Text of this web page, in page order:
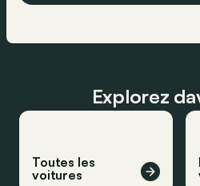
Explorez
Toutes les
voitures